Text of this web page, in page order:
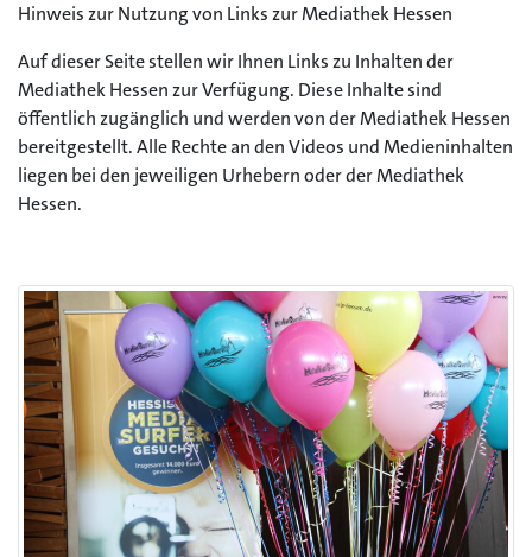
Hinweis zur Nutzung von Links zur Mediathek Hessen
Auf dieser Seite stellen wir Ihnen Links zu Inhalten der
Mediathek Hessen zur Verfügung. Diese Inhalte sind
öffentlich zugänglich und werden von der Mediathek Hessen
bereitgestellt. Alle Rechte an den Videos und Medieninhalten
liegen bei den jeweiligen Urhebern oder der Mediathek
Hessen.